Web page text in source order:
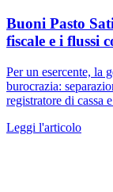
Buoni Pasto
fiscale e i flussi
Per un esercente, la
burocrazia:
registratore di cassa
Leggi l'articolo